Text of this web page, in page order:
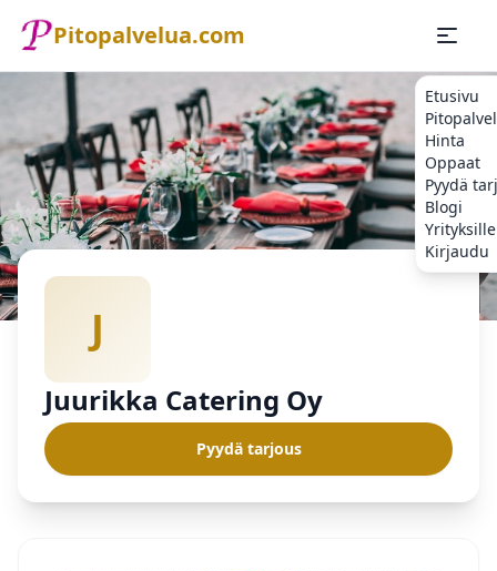
Pitopalvelua.com
Etusivu
Hinta
Oppaat
Pyydä
Blogi
Yrityksille
Kirjaudu
Etusivu
Pitopalvelu
J
Juurikka Catering Oy
Pyydä tarjous